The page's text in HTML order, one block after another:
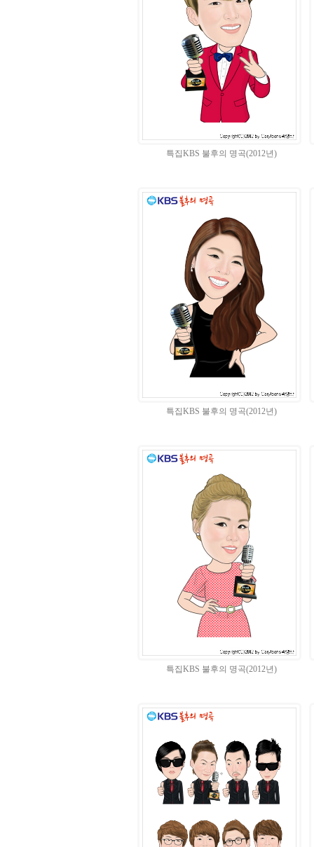
특집KBS 불후의 명곡(2012년)
특집KBS 불후의 명곡(2012년)
특집KBS 불후의 명곡(2012년)